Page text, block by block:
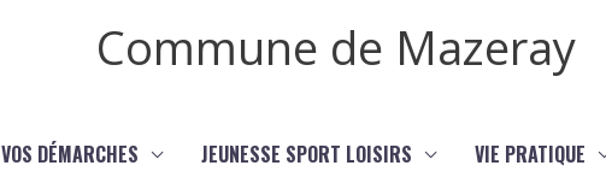
Commune de Mazeray
VOS DÉMARCHES JEUNESSE SPORT LOISIRS VIE PRATIQUE